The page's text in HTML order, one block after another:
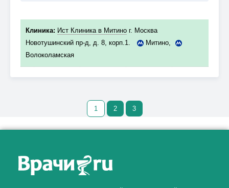
Клиника: Ист Клиника в Митино г. Москва
Новотушинский пр-д, д. 8, корп.1.
Митино,
Волоколамская
1 2 3